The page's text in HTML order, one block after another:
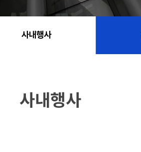
사내행사
사내행사